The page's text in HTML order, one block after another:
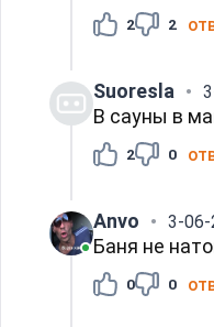
2 2
Suoresla
В сауны в
2 0
Anvo 3-06-
Баня не
0 0